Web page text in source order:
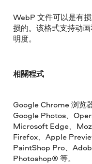
WebP 文件可以是有
损的。该格式支持动
明度。
相關程式
Google Chrome 浏览器
Google Photos、
Microsoft Edge、
Firefox、Apple
PaintShop Pro、
Photoshop® 等。